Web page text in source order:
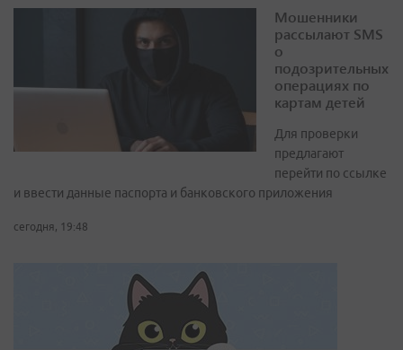
Мошенники
рассылают SMS
о
подозрительных
операциях по
картам детей
Для проверки
предлагают
перейти по ссылке
и ввести данные паспорта и банковского приложения
сегодня, 19:48